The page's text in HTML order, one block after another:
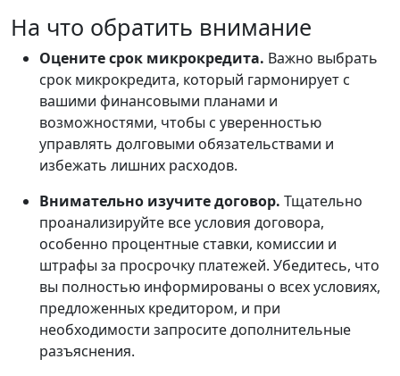
На что обратить внимание
Оцените срок микрокредита. Важно выбрать
срок микрокредита, который гармонирует с
вашими финансовыми планами и
возможностями, чтобы с уверенностью
управлять долговыми обязательствами и
избежать лишних расходов.
Внимательно изучите договор. Тщательно
проанализируйте все условия договора,
особенно процентные ставки, комиссии и
штрафы за просрочку платежей. Убедитесь, что
вы полностью информированы о всех условиях,
предложенных кредитором, и при
необходимости запросите дополнительные
разъяснения.